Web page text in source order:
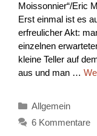
Moissonnier“/Eric
Erst einmal ist es
erfreulicher Akt:
einzelnen
kleine Teller auf
aus und man …
Kategorien
Allgemein
6 Kommentare